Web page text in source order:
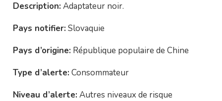
Description: Adaptateur noir.
Pays notifier: Slovaquie
Pays d’origine: République populaire de Chine
Type d’alerte: Consommateur
Niveau d’alerte: Autres niveaux de risque